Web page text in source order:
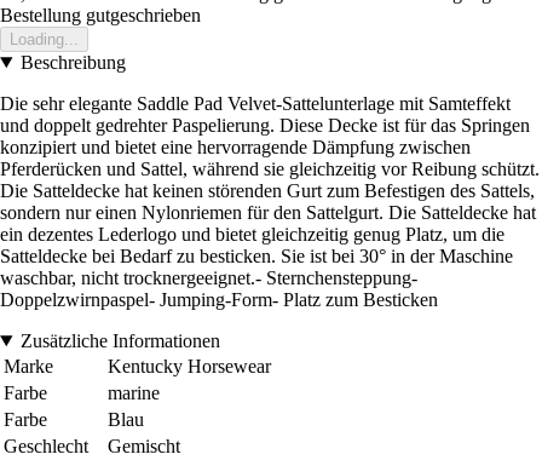
Bestellung gutgeschrieben
Loading...
Beschreibung
Die sehr elegante Saddle Pad Velvet-Sattelunterlage mit Samteffekt
und doppelt gedrehter Paspelierung. Diese Decke ist für das Springen
konzipiert und bietet eine hervorragende Dämpfung zwischen
Pferderücken und Sattel, während sie gleichzeitig vor Reibung schützt.
Die Satteldecke hat keinen störenden Gurt zum Befestigen des Sattels,
sondern nur einen Nylonriemen für den Sattelgurt. Die Satteldecke hat
ein dezentes Lederlogo und bietet gleichzeitig genug Platz, um die
Satteldecke bei Bedarf zu besticken. Sie ist bei 30° in der Maschine
waschbar, nicht trocknergeeignet.- Sternchensteppung-
Doppelzwirnpaspel- Jumping-Form- Platz zum Besticken
Zusätzliche Informationen
Marke
Kentucky Horsewear
Farbe
marine
Farbe
Blau
Geschlecht
Gemischt